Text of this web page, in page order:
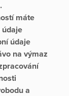
máte
údaje
údaje
na výmaz
a